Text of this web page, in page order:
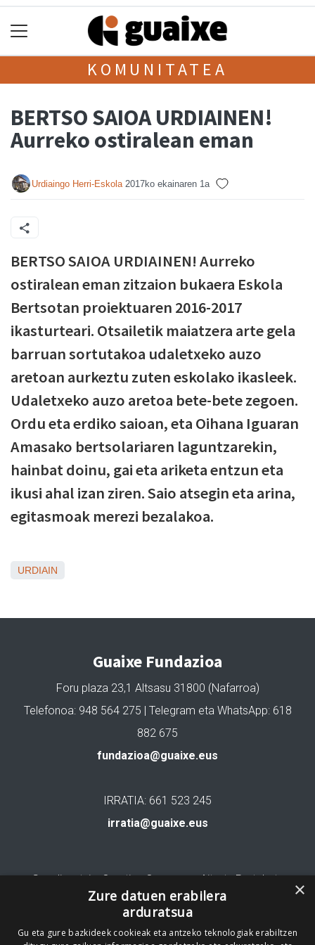
KOMUNITATEA
BERTSO SAIOA URDIAINEN!
Aurreko ostiralean eman
Urdiaingo Herri-Eskola 2017ko ekainaren 1a
BERTSO SAIOA URDIAINEN! Aurreko
ostiralean eman zitzaion bukaera Eskola
Bertsotan proiektuaren 2016-2017
ikasturteari. Otsailetik maiatzera arte gela
barruan sortutakoa udaletxeko auzo
aretoan aurkeztu zuten eskolako ikasleek.
Udaletxeko auzo aretoa bete-bete zegoen.
Ordu eta erdiko saioan, eta Oihana Iguaran
Amasako bertsolariaren laguntzarekin,
hainbat doinu, gai eta ariketa entzun eta
ikusi ahal izan ziren. Saio atsegin eta arina,
egitasmoak merezi bezalakoa.
URDIAIN
Guaixe Fundazioa
Foru plaza 23,1 Altsasu 31800 (Nafarroa)
Telefonoa: 948 564 275 | Telegram eta WhatsApp: 618
882 675
fundazioa@guaixe.eus
IRRATIA: 661 523 245
irratia@guaixe.eus
Gure lizentzia: Creative Commons Aitortu Partekatu
Codesyntaxek garatua
×
Zure datuen erabilera
arduratsua
Gu eta gure bazkideek cookieak eta antzeko teknologiak erabiltzen